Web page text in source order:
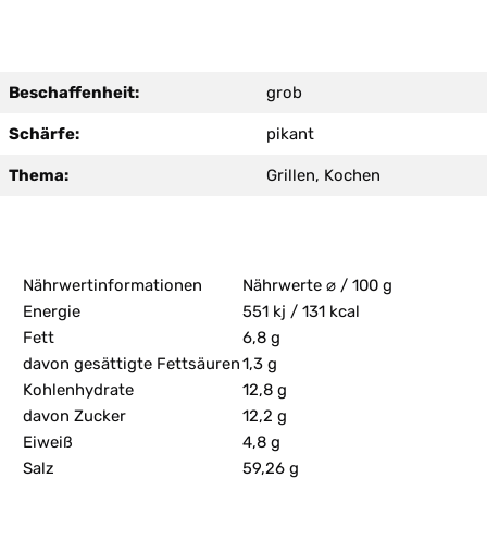
Beschaffenheit: grob
Schärfe: pikant
Thema: Grillen, Kochen
Nährwertinformationen
Nährwerte ⌀ / 100 g
Energie
551 kj / 131 kcal
Fett
6,8 g
davon gesättigte Fettsäuren1,3 g
Kohlenhydrate
12,8 g
davon Zucker
12,2 g
Eiweiß
4,8 g
Salz
59,26 g